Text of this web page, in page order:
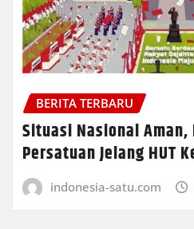
BERITA TERBARU
Situasi Nasional Aman,
Persatuan Jelang HUT
indonesia-satu.com